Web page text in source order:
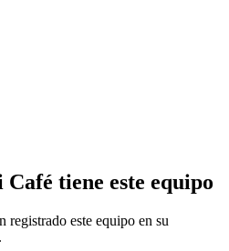
tiene este equipo
registrado este equipo en su